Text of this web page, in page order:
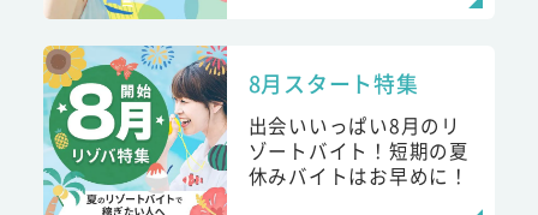
8月スタート特集
出会いいっぱい8月のリ
ゾートバイト！短期の夏
休みバイトはお早めに！